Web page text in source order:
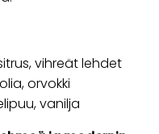
vihreät lehdet
orvokki
vanilja